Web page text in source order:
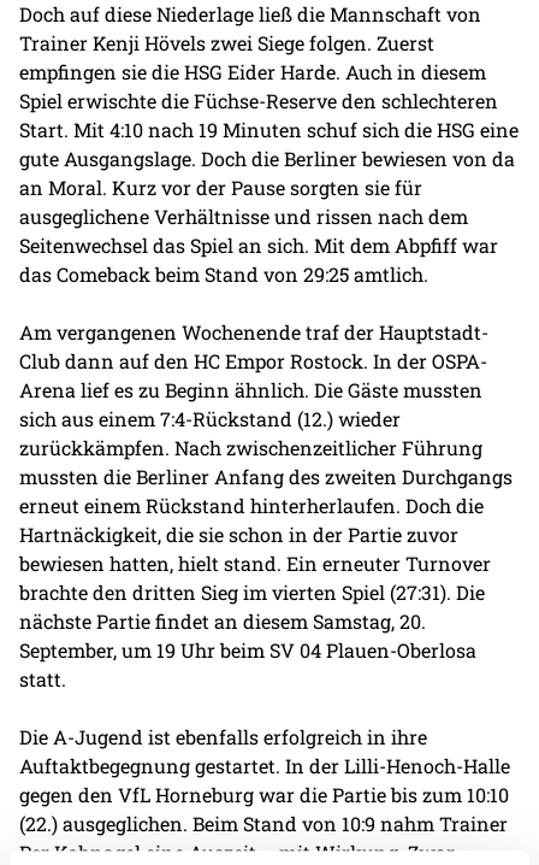
Doch auf diese Niederlage ließ die Mannschaft von
Trainer Kenji Hövels zwei Siege folgen. Zuerst
empfingen sie die HSG Eider Harde. Auch in diesem
Spiel erwischte die Füchse-Reserve den schlechteren
Start. Mit 4:10 nach 19 Minuten schuf sich die HSG eine
gute Ausgangslage. Doch die Berliner bewiesen von da
an Moral. Kurz vor der Pause sorgten sie für
ausgeglichene Verhältnisse und rissen nach dem
Seitenwechsel das Spiel an sich. Mit dem Abpfiff war
das Comeback beim Stand von 29:25 amtlich.
Am vergangenen Wochenende traf der Hauptstadt-
Club dann auf den HC Empor Rostock. In der OSPA-
Arena lief es zu Beginn ähnlich. Die Gäste mussten
sich aus einem 7:4-Rückstand (12.) wieder
zurückkämpfen. Nach zwischenzeitlicher Führung
mussten die Berliner Anfang des zweiten Durchgangs
erneut einem Rückstand hinterherlaufen. Doch die
Hartnäckigkeit, die sie schon in der Partie zuvor
bewiesen hatten, hielt stand. Ein erneuter Turnover
brachte den dritten Sieg im vierten Spiel (27:31). Die
nächste Partie findet an diesem Samstag, 20.
September, um 19 Uhr beim SV 04 Plauen-Oberlosa
statt.
Die A-Jugend ist ebenfalls erfolgreich in ihre
Auftaktbegegnung gestartet. In der Lilli-Henoch-Halle
gegen den VfL Horneburg war die Partie bis zum 10:10
(22.) ausgeglichen. Beim Stand von 10:9 nahm Trainer
Per Kohnagel eine Auszeit – mit Wirkung. Zwar